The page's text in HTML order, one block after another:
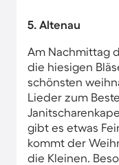
5. Altenau
Am Nachmittag
die hiesigen
schönsten
Lieder zum
gibt es etwas
kommt der
die Kleinen.